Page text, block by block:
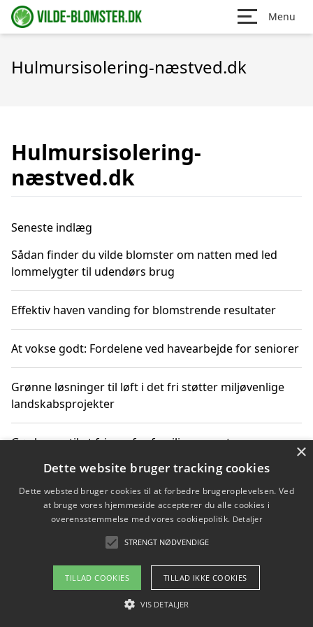
Menu
Hulmursisolering-næstved.dk
Hulmursisolering-
næstved.dk
Seneste indlæg
Sådan finder du vilde blomster om natten med led
lommelygter til udendørs brug
Effektiv haven vanding for blomstrende resultater
At vokse godt: Fordelene ved havearbejde for seniorer
Grønne løsninger til løft i det fri støtter miljøvenlige
landskabsprojekter
Gør haven til et frirum for familien og naturen
Copyright 2026 - Pilanto Aps
Betingelser
×
Dette website bruger tracking cookies
Dette websted bruger cookies til at forbedre brugeroplevelsen. Ved
at bruge vores hjemmeside accepterer du alle cookies i
overensstemmelse med vores cookiepolitik. Detaljer
STRENGT NØDVENDIGE
TILLAD COOKIES TILLAD IKKE COOKIES
VIS DETALJER